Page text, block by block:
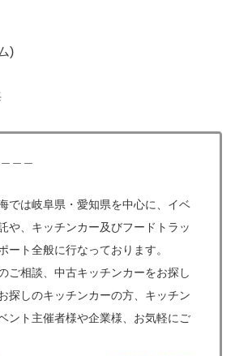
)
＿＿
では岐阜県・愛知県を中心に、イベ
や、キッチンカー及びフードトラッ
ート全般に行なっております。
ご相談、中古キッチンカーをお探し
探しのキッチンカーの方、キッチン
ント主催者様や企業様、お気軽にご